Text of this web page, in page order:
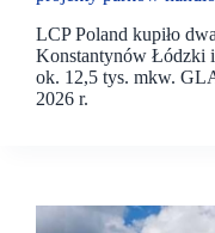
LCP Poland kupiło
Konstantynów Łódzki i
ok. 12,5 tys. mkw.
2026 r.